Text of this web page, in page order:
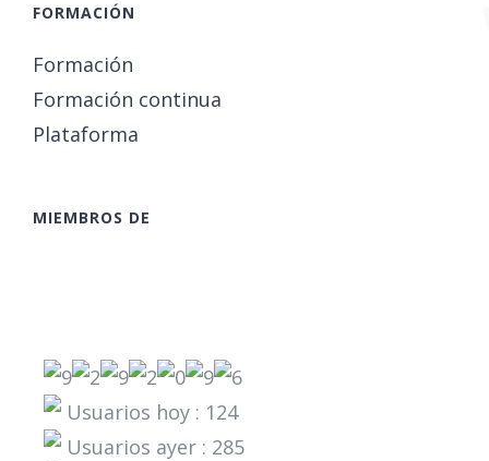
FORMACIÓN
Formación
Formación continua
Plataforma
MIEMBROS DE
Usuarios hoy : 124
Usuarios ayer : 285